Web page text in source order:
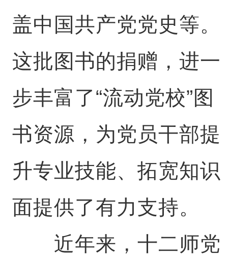
盖中国共产党党史等。
这批图书的捐赠，进一
步丰富了“流动党校”图
书资源，为党员干部提
升专业技能、拓宽知识
面提供了有力支持。
近年来，十二师党